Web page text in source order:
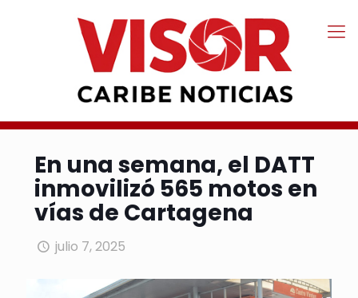
En una semana, el DATT
inmovilizó 565 motos en
vías de Cartagena
julio 7, 2025